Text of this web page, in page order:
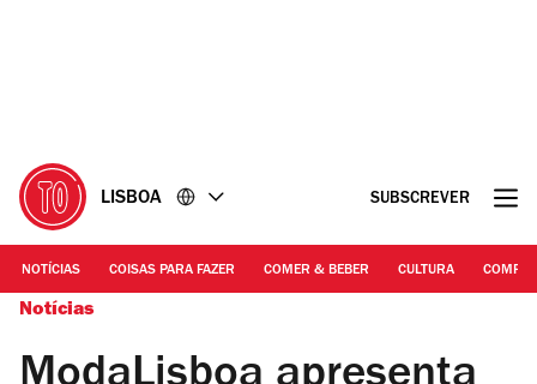
LISBOA SUBSCREVER
NOTÍCIAS COISAS PARA FAZER COMER & BEBER CULTURA
Notícias